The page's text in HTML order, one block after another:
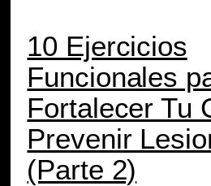
10 Ejercicios
Funcionales
Fortalecer Tu
Prevenir
(Parte 2)